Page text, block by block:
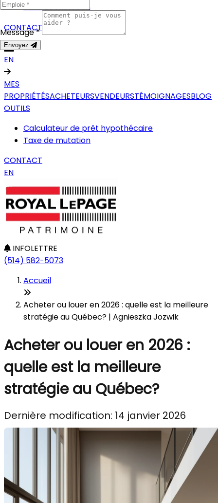
Taxe de mutation
CONTACT
EN
MES
PROPRIÉTÉSACHETEURSVENDEURSTÉMOIGNAGESBLOG
OUTILS
Calculateur de prêt hypothécaire
Taxe de mutation
CONTACT
EN
INFOLETTRE
(514) 582-5073
Accueil
Acheter ou louer en 2026 : quelle est la meilleure
stratégie au Québec? | Agnieszka Jozwik
Acheter ou louer en 2026 :
quelle est la meilleure
stratégie au Québec?
Dernière modification: 14 janvier 2026
Message *
Envoyez